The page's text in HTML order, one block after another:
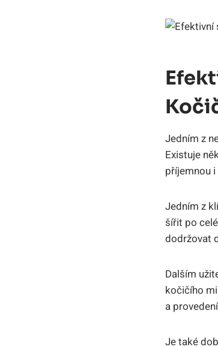
Jedním z
Existuje
příjemnou
Jedním z
šířit po
dodržovat
Dalším
kočičího
a
Je také